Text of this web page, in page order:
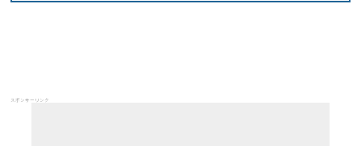
スポンサーリンク